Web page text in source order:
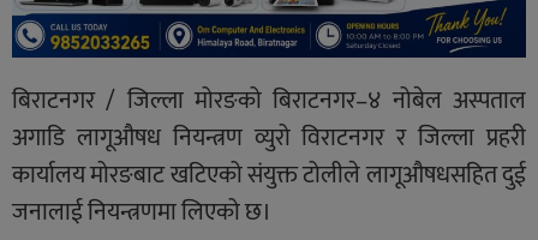
बिराटनगर / जिल्ला मोरङको बिराटनगर–४ नोबेल अस्पताल
अगाडि लागूऔषध नियन्त्रण व्युरो विराटनगर र जिल्ला प्रहरी
कार्यालय मोरङबाट खटिएको संयुक्त टोलीले लागूऔषधसहित दुई
जनालाई नियन्त्रणमा लिएको छ।